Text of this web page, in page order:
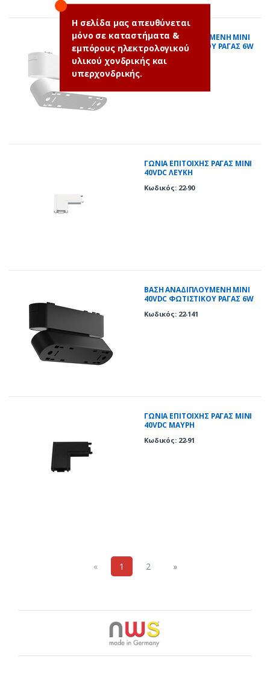
ΒΑΣΗ ΑΝΑΔΙΠΛΟΥΜΕΝΗ MINI
40VDC ΦΩΤΙΣΤΙΚΟΥ ΡΑΓΑΣ 6W
ΛΕΥΚΗ
Κωδικός: 22-140
ΓΩΝΙΑ ΕΠΙΤΟΙΧΗΣ ΡΑΓΑΣ MINI
40VDC ΛΕΥΚΗ
Κωδικός: 22-90
ΒΑΣΗ ΑΝΑΔΙΠΛΟΥΜΕΝΗ MINI
40VDC ΦΩΤΙΣΤΙΚΟΥ ΡΑΓΑΣ 6W
Κωδικός: 22-141
ΓΩΝΙΑ ΕΠΙΤΟΙΧΗΣ ΡΑΓΑΣ MINI
40VDC ΜΑΥΡΗ
Κωδικός: 22-91
«Previous
1 2 »Next
Η σελίδα μας απευθύνεται
μόνο σε καταστήματα &
εμπόρους ηλεκτρολογικού
υλικού χονδρικής και
υπερχονδρικής.